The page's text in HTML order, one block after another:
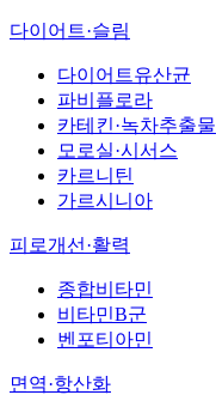
다이어트·슬림
다이어트유산균
파비플로라
카테킨·녹차추출물
모로실·시서스
카르니틴
가르시니아
피로개선·활력
종합비타민
비타민B군
벤포티아민
면역·항산화